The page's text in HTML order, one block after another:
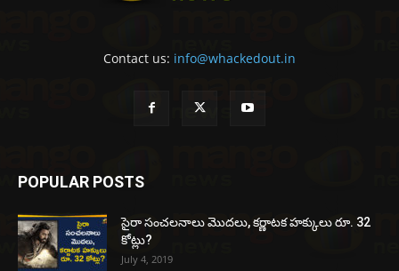
Contact us: info@whackedout.in
POPULAR POSTS
సైరా సంచలనాలు మొదలు, కర్ణాటక హక్కులు రూ. 32
కోట్లు?
July 4, 2019